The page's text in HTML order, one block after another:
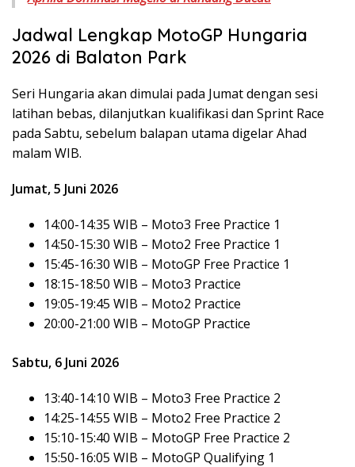
Jadwal Lengkap MotoGP Hungaria
2026 di Balaton Park
Seri Hungaria akan dimulai pada Jumat dengan sesi
latihan bebas, dilanjutkan kualifikasi dan Sprint Race
pada Sabtu, sebelum balapan utama digelar Ahad
malam WIB.
Jumat, 5 Juni 2026
14:00-14:35 WIB – Moto3 Free Practice 1
14:50-15:30 WIB – Moto2 Free Practice 1
15:45-16:30 WIB – MotoGP Free Practice 1
18:15-18:50 WIB – Moto3 Practice
19:05-19:45 WIB – Moto2 Practice
20:00-21:00 WIB – MotoGP Practice
Sabtu, 6 Juni 2026
13:40-14:10 WIB – Moto3 Free Practice 2
14:25-14:55 WIB – Moto2 Free Practice 2
15:10-15:40 WIB – MotoGP Free Practice 2
15:50-16:05 WIB – MotoGP Qualifying 1